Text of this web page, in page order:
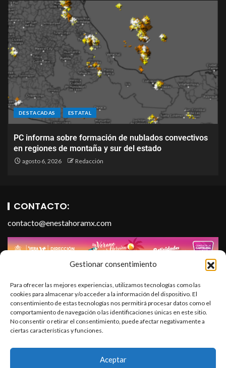
Gestionar consentimiento
Para ofrecer las mejores experiencias, utilizamos tecnologías como las
cookies para almacenar y/o acceder a la información del dispositivo. El
consentimiento de estas tecnologías nos permitirá procesar datos como el
comportamiento de navegación o las identificaciones únicas en este sitio.
No consentir o retirar el consentimiento, puede afectar negativamente a
ciertas características y funciones.
Aceptar
DESTACADAS ESTATAL
PC informa sobre formación de nublados convectivos
en regiones de montaña y sur del estado
agosto 6, 2026 Redacción
CONTACTO:
contacto@enestahoramx.com
SOBRE NOSOTROS
En Esta Hora Media es un portal informativo que forma parte